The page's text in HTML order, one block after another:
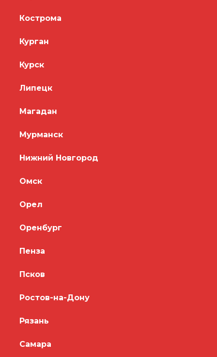
Кострома
Курган
Курск
Липецк
Магадан
Мурманск
Нижний Новгород
Омск
Орел
Оренбург
Пенза
Псков
Ростов-на-Дону
Рязань
Самара